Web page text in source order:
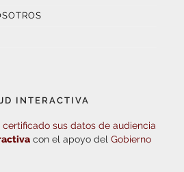
INTERACTIVA
certificado sus datos de audiencia
con el apoyo del Gobierno